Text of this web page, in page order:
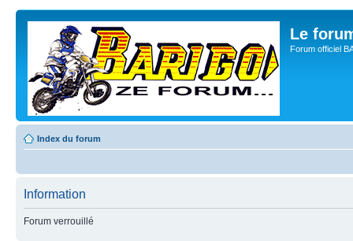
Le
Forum officiel
Index du forum
Information
Forum verrouillé